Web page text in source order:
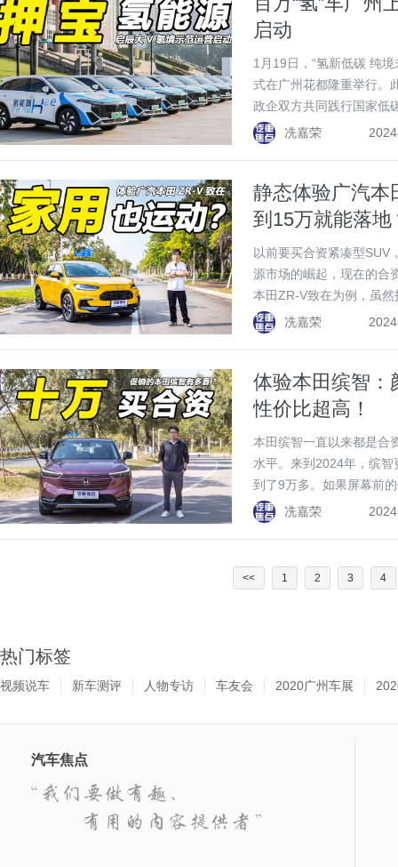
启动
1月19日，“氢新低碳 纯
式在广州花都隆重举行。
政企双方共同践行国家低
之举。冼嘉荣
静态体验广汽本
到15万就能落地
以前要买合资紧凑型SUV
源市场的崛起，现在的合
本田ZR-V致在为例，虽
型实际落地价格还不到15
冼嘉荣
体验本田缤智：
性价比超高！
本田缤智一直以来都是合
水平。来到2024年，缤
到了9万多。如果屏幕前
冼嘉荣
<< 1 2 3 4
热门标签
视频说车 新车测评 人物专访 车友会 2020广州车展
汽车焦点